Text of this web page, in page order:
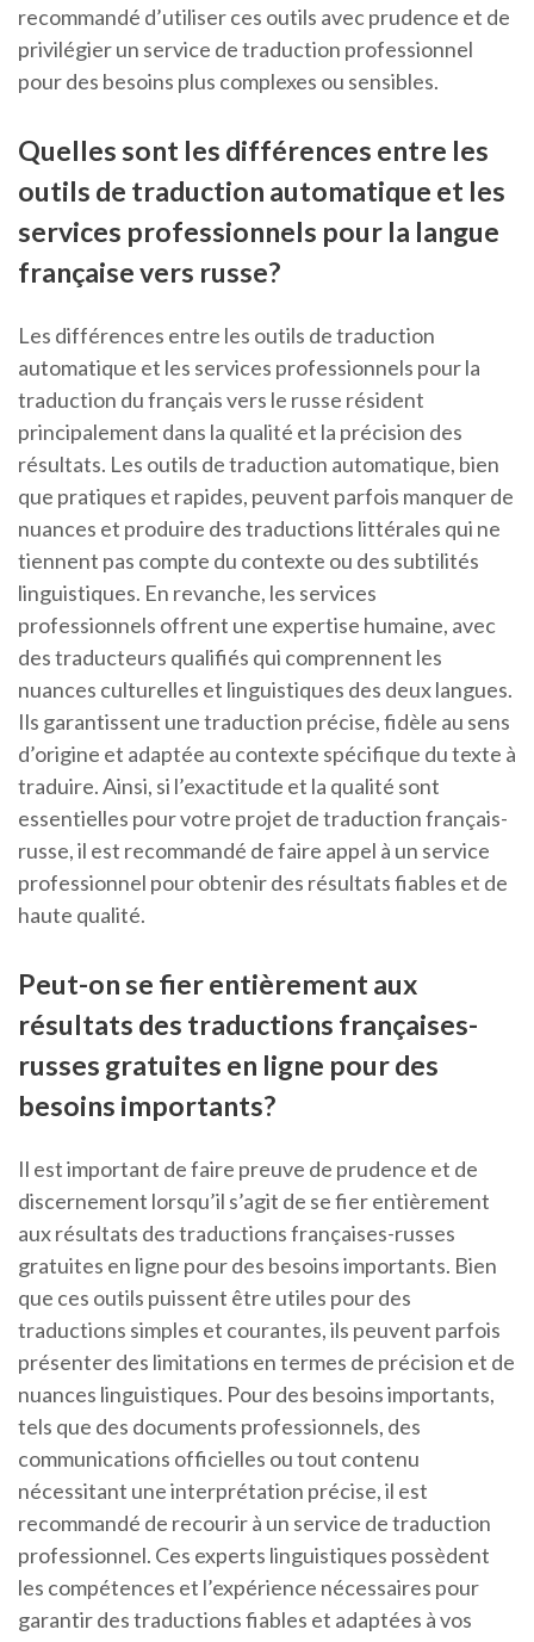
recommandé d’utiliser ces outils avec prudence et de
privilégier un service de traduction professionnel
pour des besoins plus complexes ou sensibles.
Quelles sont les différences entre les
outils de traduction automatique et les
services professionnels pour la langue
française vers russe?
Les différences entre les outils de traduction
automatique et les services professionnels pour la
traduction du français vers le russe résident
principalement dans la qualité et la précision des
résultats. Les outils de traduction automatique, bien
que pratiques et rapides, peuvent parfois manquer de
nuances et produire des traductions littérales qui ne
tiennent pas compte du contexte ou des subtilités
linguistiques. En revanche, les services
professionnels offrent une expertise humaine, avec
des traducteurs qualifiés qui comprennent les
nuances culturelles et linguistiques des deux langues.
Ils garantissent une traduction précise, fidèle au sens
d’origine et adaptée au contexte spécifique du texte à
traduire. Ainsi, si l’exactitude et la qualité sont
essentielles pour votre projet de traduction français-
russe, il est recommandé de faire appel à un service
professionnel pour obtenir des résultats fiables et de
haute qualité.
Peut-on se fier entièrement aux
résultats des traductions françaises-
russes gratuites en ligne pour des
besoins importants?
Il est important de faire preuve de prudence et de
discernement lorsqu’il s’agit de se fier entièrement
aux résultats des traductions françaises-russes
gratuites en ligne pour des besoins importants. Bien
que ces outils puissent être utiles pour des
traductions simples et courantes, ils peuvent parfois
présenter des limitations en termes de précision et de
nuances linguistiques. Pour des besoins importants,
tels que des documents professionnels, des
communications officielles ou tout contenu
nécessitant une interprétation précise, il est
recommandé de recourir à un service de traduction
professionnel. Ces experts linguistiques possèdent
les compétences et l’expérience nécessaires pour
garantir des traductions fiables et adaptées à vos